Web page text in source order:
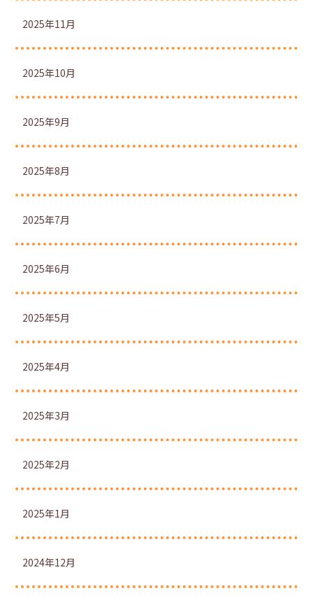
2025年11月
2025年10月
2025年9月
2025年8月
2025年7月
2025年6月
2025年5月
2025年4月
2025年3月
2025年2月
2025年1月
2024年12月